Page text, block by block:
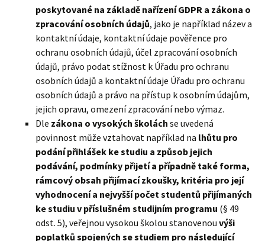
poskytované na základě nařízení GDPR a zákona o
zpracování osobních údajů, jako je například název a
kontaktní údaje, kontaktní údaje pověřence pro
ochranu osobních údajů, účel zpracování osobních
údajů, právo podat stížnost k Úřadu pro ochranu
osobních údajů a kontaktní údaje Úřadu pro ochranu
osobních údajů a právo na přístup k osobním údajům,
jejich opravu, omezení zpracování nebo výmaz.
Dle zákona o vysokých školách se uvedená
povinnost může vztahovat například na lhůtu pro
podání přihlášek ke studiu a způsob jejich
podávání, podmínky přijetí a případně také forma,
rámcový obsah přijímací zkoušky, kritéria pro její
vyhodnocení a nejvyšší počet studentů přijímaných
ke studiu v příslušném studijním programu (§ 49
odst. 5), veřejnou vysokou školou stanovenou výši
poplatků spojených se studiem pro následující